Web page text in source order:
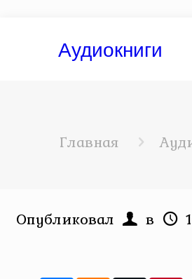
Аудиокниги
Главная
Опубликовал в